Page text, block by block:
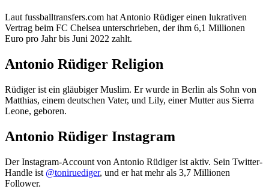
Laut fussballtransfers.com hat Antonio Rüdiger einen lukrativen
Vertrag beim FC Chelsea unterschrieben, der ihm 6,1 Millionen
Euro pro Jahr bis Juni 2022 zahlt.
Antonio Rüdiger Religion
Rüdiger ist ein gläubiger Muslim. Er wurde in Berlin als Sohn von
Matthias, einem deutschen Vater, und Lily, einer Mutter aus Sierra
Leone, geboren.
Antonio Rüdiger Instagram
Der Instagram-Account von Antonio Rüdiger ist aktiv. Sein Twitter-
Handle ist @toniruediger, und er hat mehr als 3,7 Millionen
Follower.